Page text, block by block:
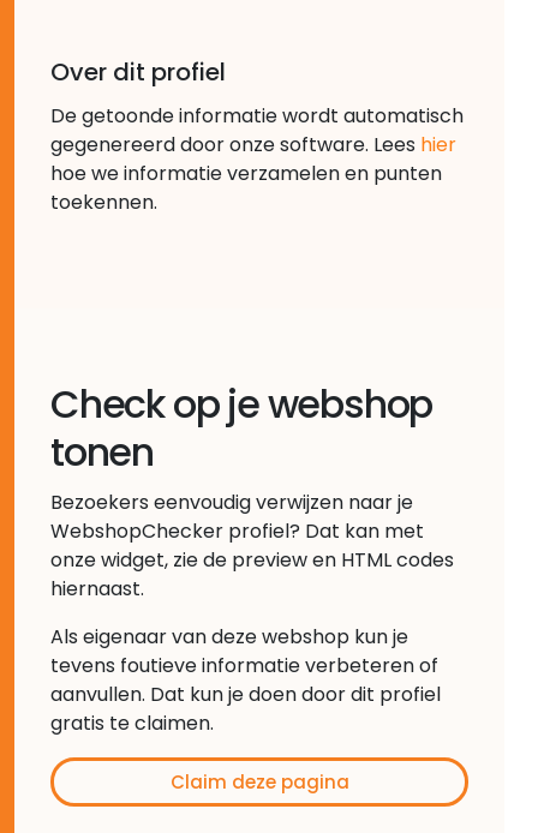
Over dit profiel
De getoonde informatie wordt automatisch
gegenereerd door onze software. Lees hier
hoe we informatie verzamelen en punten
toekennen.
Check op je webshop
tonen
Bezoekers eenvoudig verwijzen naar je
WebshopChecker profiel? Dat kan met
onze widget, zie de preview en HTML codes
hiernaast.
Als eigenaar van deze webshop kun je
tevens foutieve informatie verbeteren of
aanvullen. Dat kun je doen door dit profiel
gratis te claimen.
Claim deze pagina